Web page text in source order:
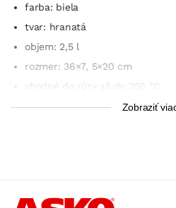
farba: biela
tvar: hranatá
objem: 2,5 l
rozmer: 36×7, 5×20 cm
vhodné do rúry až do 250 °C
je možné používať v mikrovlnej
Zobraziť